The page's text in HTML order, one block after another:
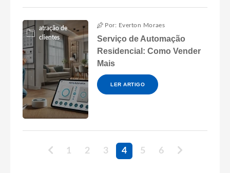
atração de
clientes
Por: Everton Moraes
Serviço de Automação
Residencial: Como Vender
Mais
LER ARTIGO
1 2 3 4 5 6